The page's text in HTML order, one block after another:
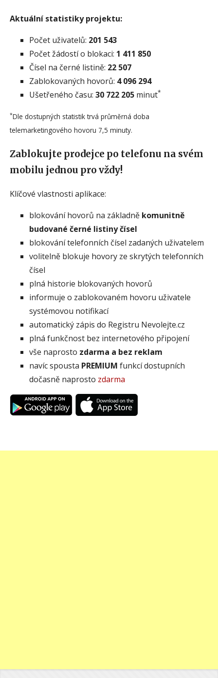
Aktuální statistiky projektu:
Počet uživatelů: 201 543
Počet žádostí o blokaci: 1 411 850
Čísel na černé listině: 22 507
Zablokovaných hovorů: 4 096 294
Ušetřeného času: 30 722 205 minut*
*Dle dostupných statistik trvá průměrná doba
telemarketingového hovoru 7,5 minuty.
Zablokujte prodejce po telefonu na svém
mobilu jednou pro vždy!
Klíčové vlastnosti aplikace:
blokování hovorů na základně komunitně
budované černé listiny čísel
blokování telefonních čísel zadaných uživatelem
volitelně blokuje hovory ze skrytých telefonních
čísel
plná historie blokovaných hovorů
informuje o zablokovaném hovoru uživatele
systémovou notifikací
automatický zápis do Registru Nevolejte.cz
plná funkčnost bez internetového připojení
vše naprosto zdarma a bez reklam
navíc spousta PREMIUM funkcí dostupních
dočasně naprosto zdarma